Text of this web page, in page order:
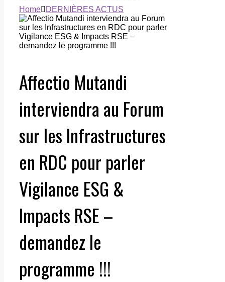
Home DERNIÈRES ACTUS
Affectio Mutandi
interviendra au Forum
sur les Infrastructures
en RDC pour parler
Vigilance ESG &
Impacts RSE –
demandez le
programme !!!